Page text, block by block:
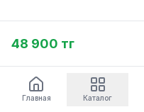
48 900 тг
Главная Каталог